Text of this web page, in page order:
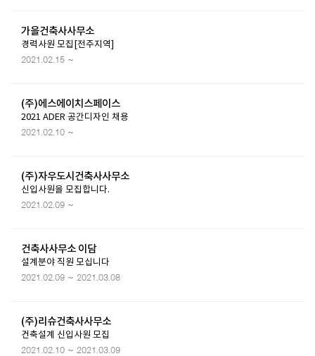
가을건축사사무소
경력사원 모집[전주지역]
2021.02.15 ~
(주)에스에이치스페이스
2021 ADER 공간디자인 채용
2021.02.10 ~
(주)자우도시건축사사무소
신입사원을 모집합니다.
2021.02.09 ~
건축사사무소 이담
설계분야 직원 모십니다
2021.02.09 ~ 2021.03.08
(주)리슈건축사사무소
건축설계 신입사원 모집
2021.02.10 ~ 2021.03.09